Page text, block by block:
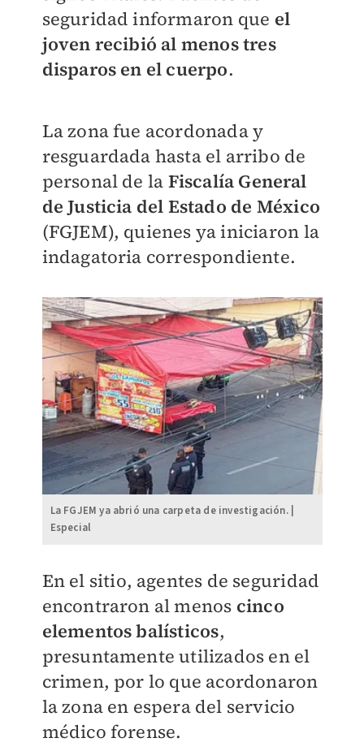
seguridad informaron que el
joven recibió al menos tres
disparos en el cuerpo.
La zona fue acordonada y
resguardada hasta el arribo de
personal de la Fiscalía General
de Justicia del Estado de México
(FGJEM), quienes ya iniciaron la
indagatoria correspondiente.
La FGJEM ya abrió una carpeta de investigación. |
Especial
En el sitio, agentes de seguridad
encontraron al menos cinco
elementos balísticos,
presuntamente utilizados en el
crimen, por lo que acordonaron
la zona en espera del servicio
médico forense.